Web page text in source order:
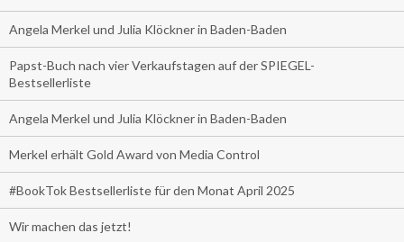
Angela Merkel und Julia Klöckner in Baden-Baden
Papst-Buch nach vier Verkaufstagen auf der SPIEGEL-
Bestsellerliste
Angela Merkel und Julia Klöckner in Baden-Baden
Merkel erhält Gold Award von Media Control
#BookTok Bestsellerliste für den Monat April 2025
Wir machen das jetzt!